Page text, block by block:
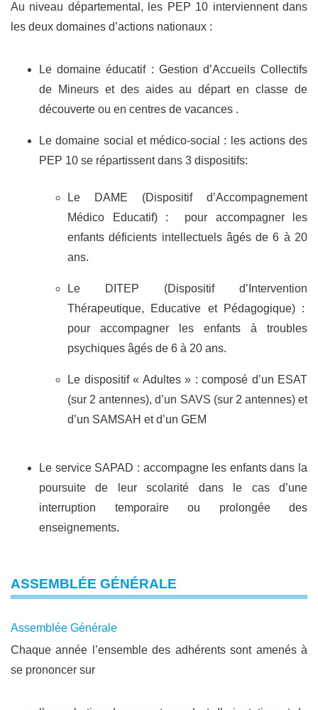
Au niveau départemental, les PEP 10 interviennent dans
les deux domaines d’actions nationaux :
Le domaine éducatif : Gestion d’Accueils Collectifs
de Mineurs et des aides au départ en classe de
découverte ou en centres de vacances .
Le domaine social et médico-social : les actions des
PEP 10 se répartissent dans 3 dispositifs:
Le DAME (Dispositif d’Accompagnement
Médico Educatif) : pour accompagner les
enfants déficients intellectuels âgés de 6 à 20
ans.
Le DITEP (Dispositif d’Intervention
Thérapeutique, Educative et Pédagogique) :
pour accompagner les enfants à troubles
psychiques âgés de 6 à 20 ans.
Le dispositif « Adultes » : composé d’un ESAT
(sur 2 antennes), d’un SAVS (sur 2 antennes) et
d’un SAMSAH et d’un GEM
Le service SAPAD : accompagne les enfants dans la
poursuite de leur scolarité dans le cas d’une
interruption temporaire ou prolongée des
enseignements.
ASSEMBLÉE GÉNÉRALE
Assemblée Générale
Chaque année l’ensemble des adhérents sont amenés à
se prononcer sur